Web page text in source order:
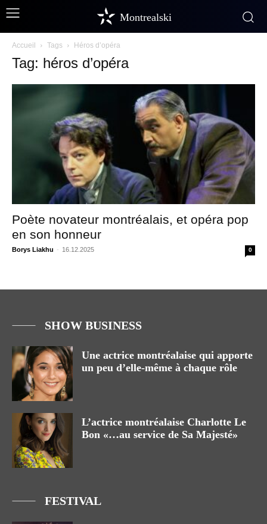
Montrealski
Accueil Tags Héros d’opéra
Tag: héros d’opéra
Poète novateur montréalais, et opéra pop
en son honneur
Borys Liakhu - 16.12.2025 0
SHOW BUSINESS
Une actrice montréalaise qui apporte
un peu d’elle-même à chaque rôle
L’actrice montréalaise Charlotte Le
Bon «…au service de Sa Majesté»
FESTIVAL